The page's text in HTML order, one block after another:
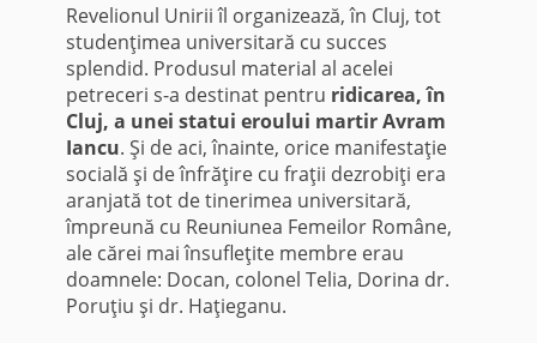
Revelionul Unirii îl organizează, în Cluj, tot
studenţimea universitară cu succes
splendid. Produsul material al acelei
petreceri s-a destinat pen­tru ridicarea, în
Cluj, a unei statui eroului martir Avram
Iancu. Şi de aci, înainte, orice manifestaţie
socială şi de înfrăţire cu fraţii dezrobiţi era
aranjată tot de tinerimea universitară,
împreună cu Reuniunea Fe­meilor Române,
ale cărei mai însufleţite membre erau
doamnele: Docan, colonel Telia, Dorina dr.
Poruţiu şi dr. Haţieganu.